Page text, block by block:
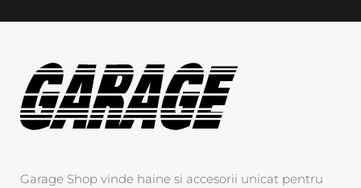
Garage Shop vinde haine si accesorii unicat pentru